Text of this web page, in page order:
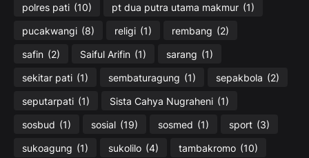
polres pati (10) pt dua putra utama makmur (1)
pucakwangi (8) religi (1) rembang (2)
safin (2) Saiful Arifin (1) sarang (1)
sekitar pati (1) sembaturagung (1) sepakbola (2)
seputarpati (1) Sista Cahya Nugraheni (1)
sosbud (1) sosial (19) sosmed (1) sport (3)
sukoagung (1) sukolilo (4) tambakromo (10)